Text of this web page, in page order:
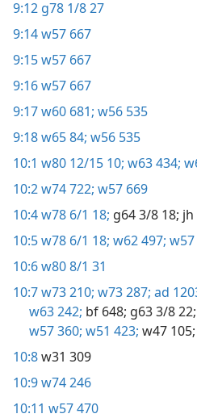
9:12 g78 1/8 27
9:14w57 667
9:15w57 667
9:16w57 667
9:17w60 681; w56 535
9:18w65 84; w56 535
10:1 w80 12/15 10; w63 434;
10:2w74 722; w57 669
10:4w78 6/1 18; g64 3/8 18; jh
10:5w78 6/1 18; w62 497;
10:6w80 8/1 31
10:7w73 210; w73 287; ad
w63 242; bf 648; g63 3/8 22;
w57 360; w51 423; w47 105;
10:8w31 309
10:9w74 246
10:11 w57 470